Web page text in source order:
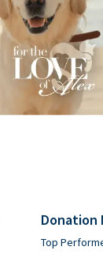
Donation
Top